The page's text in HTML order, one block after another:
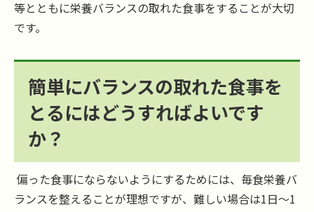
等とともに栄養バランスの取れた食事をすることが大切
です。
簡単にバランスの取れた食事を
とるにはどうすればよいです
か？
偏った食事にならないようにするためには、毎食栄養バ
ランスを整えることが理想ですが、難しい場合は1日～1